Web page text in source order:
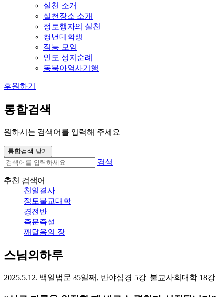
실천 소개
실천장소 소개
정토행자의 실천
청년대학생
직능 모임
인도 성지순례
동북아역사기행
후원하기
통합검색
원하시는 검색어를 입력해 주세요
통합검색 닫기
검색
추천 검색어
천일결사
정토불교대학
경전반
즉문즉설
깨달음의 장
스님의하루
2025.5.12. 백일법문 85일째, 반야심경 5강, 불교사회대학 18강